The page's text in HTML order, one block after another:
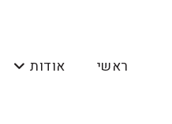
ראשי אודות